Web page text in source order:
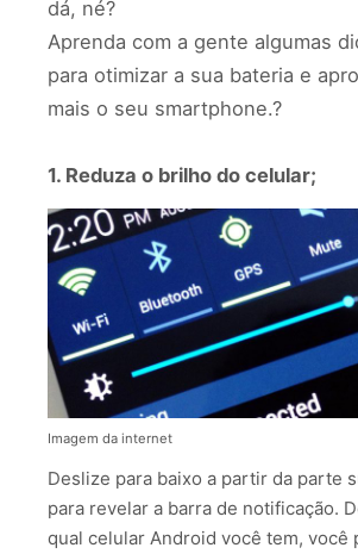
dá, né?⠀
Aprenda com a gente algumas
para otimizar a sua bateria e
mais o seu smartphone.?⠀
1. Reduza o brilho do celular;⠀
Imagem da internet
Deslize para baixo a partir da parte
para revelar a barra de notificação.
qual celular Android você tem, você